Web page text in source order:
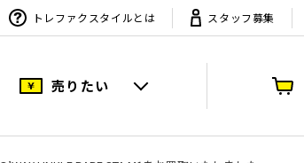
トレファクスタイルとは スタッフ募集
売りたい